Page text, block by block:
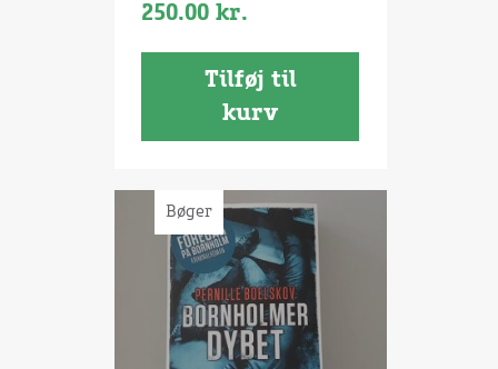
250.00 kr.
Tilføj til
kurv
Bøger